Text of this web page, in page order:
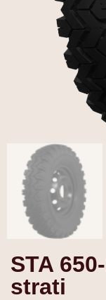
STA
strati